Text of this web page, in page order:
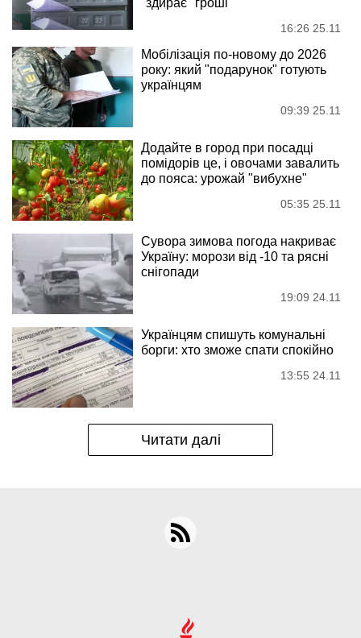
"здирає" гроші
16:26 25.11
Мобілізація по-новому до 2026
року: який "подарунок" готують
українцям
09:39 25.11
Додайте в город при посадці
помідорів це, і овочами завалить
до пояса: урожай "вибухне"
05:35 25.11
Сувора зимова погода накриває
Україну: морози від -10 та рясні
снігопади
19:09 24.11
Українцям спишуть комунальні
борги: хто зможе спати спокійно
13:55 24.11
Читати далі